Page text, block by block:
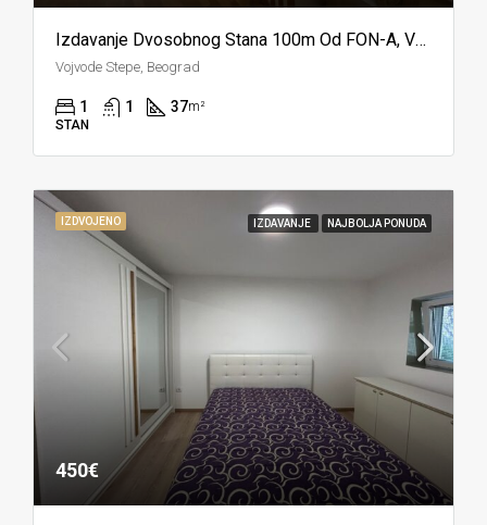
Izdavanje Dvosobnog Stana 100m Od FON-A, Vozdovac
Vojvode Stepe, Beograd
1 1 37m²
STAN
IZDVOJENO IZDAVANJE NAJBOLJA PONUDA
450€